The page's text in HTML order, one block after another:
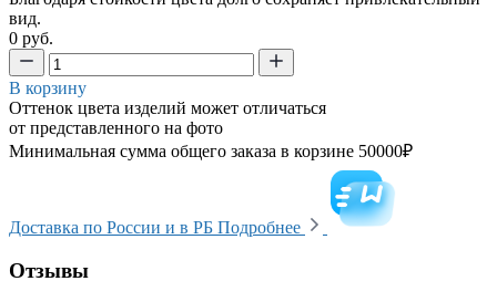
вид.
0 руб.
В корзину
Оттенок цвета изделий может отличаться
от представленного на фото
Минимальная сумма общего заказа в корзине 50000₽
Доставка по России и в РБ Подробнее
Отзывы